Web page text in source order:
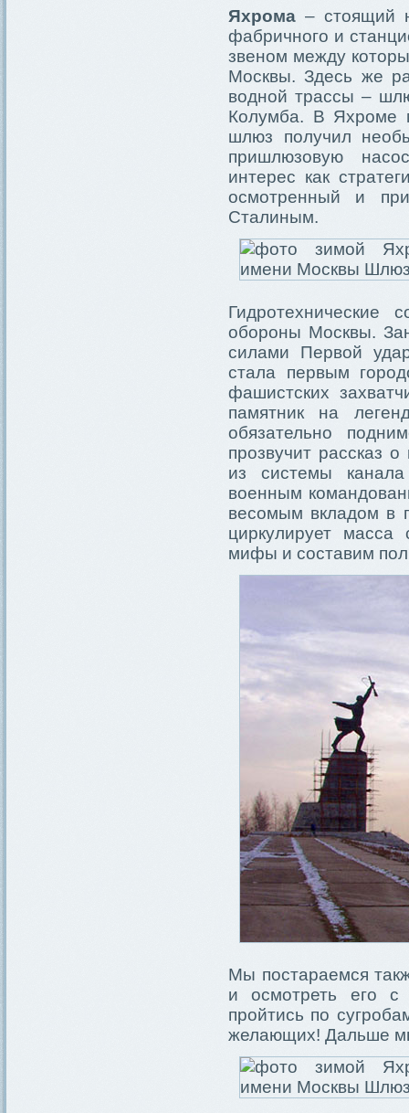
Яхрома – стоящий
фабричного и
звеном между
Москвы. Здесь же
водной трассы –
Колумба. В Яхроме
шлюз получил
пришлюзовую
интерес как
осмотренный и
Сталиным.
обороны Москвы.
силами Первой
стала первым
фашистских
памятник на
обязательно
прозвучит рассказ
из системы
военным
весомым вкладом в
циркулирует масса
мифы и составим
Мы постараемся
и осмотреть его с
пройтись по
желающих! Дальше